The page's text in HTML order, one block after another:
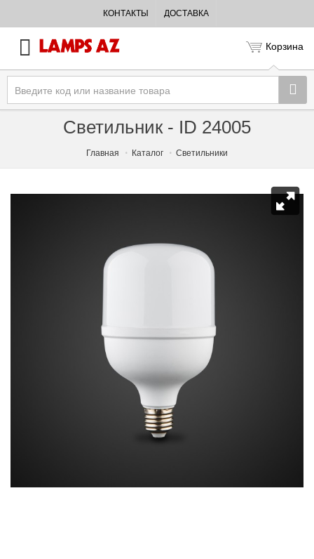
КОНТАКТЫ ДОСТАВКА
Корзина
Светильник - ID 24005
Главная Каталог Светильники